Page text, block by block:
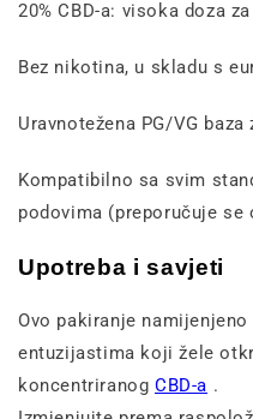
20% CBD-a: visoka doza
Bez nikotina, u skladu s
Uravnotežena PG/VG
Kompatibilno sa svim
podovima (preporučuje se
Upotreba i savjeti
Ovo pakiranje
entuzijastima koji žele
koncentriranog CBD-a .